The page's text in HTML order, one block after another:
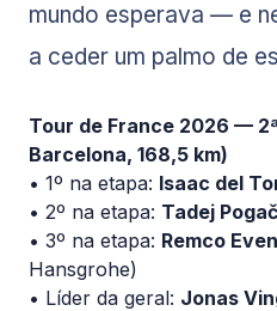
mundo esperava — e
a ceder um palmo de
Tour de France 2026 —
Barcelona, 168,5 km)
• 1º na etapa: Isaac del
• 2º na etapa: Tadej
• 3º na etapa: Remco
Hansgrohe)
• Líder da geral: Jonas